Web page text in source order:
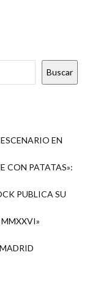
Buscar
EN
CON PATATAS»:
PUBLICA SU